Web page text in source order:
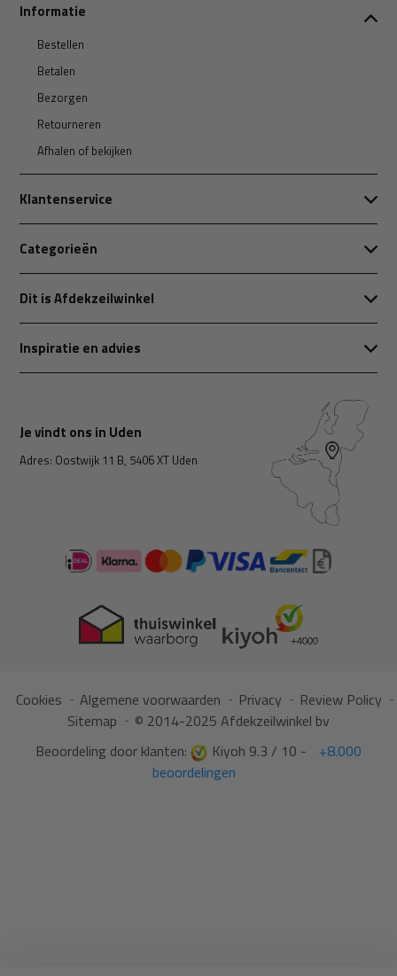
Informatie
Bestellen
Betalen
Bezorgen
Retourneren
Afhalen of bekijken
Klantenservice
Categorieën
Dit is Afdekzeilwinkel
Inspiratie en advies
Je vindt ons in Uden
Adres: Oostwijk 11 B, 5406 XT Uden
Cookies Algemene voorwaarden Privacy
Review Policy
Sitemap
© 2014-2025 Afdekzeilwinkel bv
Beoordeling door klanten:
Kiyoh 9.3 / 10 -
+8.000
beoordelingen